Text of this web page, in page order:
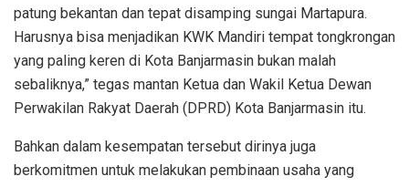
patung bekantan dan tepat disamping sungai Martapura.
Harusnya bisa menjadikan KWK Mandiri tempat tongkrongan
yang paling keren di Kota Banjarmasin bukan malah
sebaliknya,” tegas mantan Ketua dan Wakil Ketua Dewan
Perwakilan Rakyat Daerah (DPRD) Kota Banjarmasin itu.
Bahkan dalam kesempatan tersebut dirinya juga
berkomitmen untuk melakukan pembinaan usaha yang